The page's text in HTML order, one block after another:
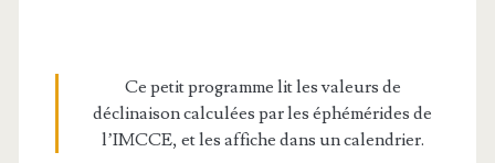
Ce petit programme lit les valeurs de
déclinaison calculées par les éphémérides de
l’IMCCE, et les affiche dans un calendrier.